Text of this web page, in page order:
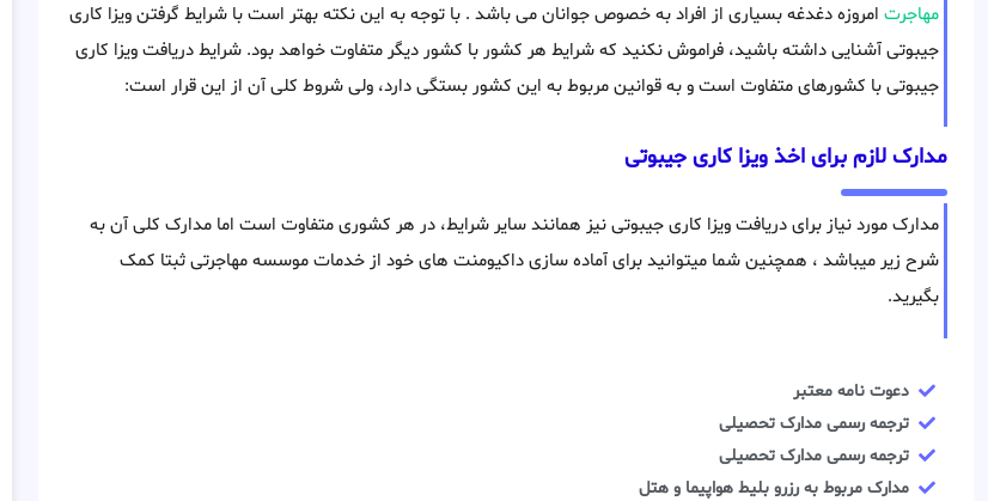
مهاجرت امروزه دغدغه بسیاری از افراد به خصوص جوانان می باشد . با توجه به این نکته بهتر است با شرایط گرفتن ویزا کاری
جیبوتی آشنایی داشته باشید، فراموش نکنید که شرایط هر کشور با کشور دیگر متفاوت خواهد بود. شرایط دریافت ویزا کاری
جیبوتی با کشورهای متفاوت است و به قوانین مربوط به این کشور بستگی دارد، ولی شروط کلی آن از این قرار است:
مدارک لازم برای اخذ ویزا کاری جیبوتی
مدارک مورد نیاز برای دریافت ویزا کاری جیبوتی نیز همانند سایر شرایط، در هر کشوری متفاوت است اما مدارک کلی آن به
شرح زیر میباشد ، همچنین شما میتوانید برای آماده سازی داکیومنت های خود از خدمات موسسه مهاجرتی ثبتا کمک
بگیرید.
دعوت نامه معتبر
ترجمه رسمی مدارک تحصیلی
ترجمه رسمی مدارک تحصیلی
مدارک مربوط به رزرو بلیط هواپیما و هتل